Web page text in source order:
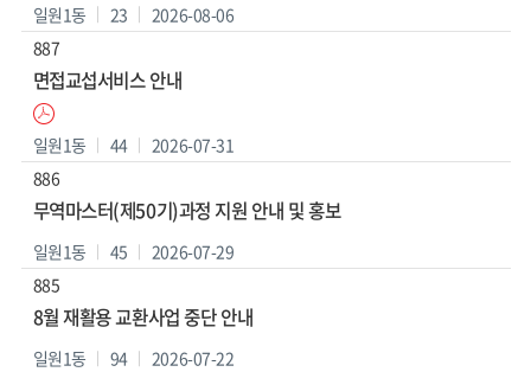
일원1동 23
2026-08-06
887
면접교섭서비스 안내
일원1동 44
2026-07-31
886
무역마스터(제50기)과정 지원 안내 및 홍보
일원1동 45
2026-07-29
885
8월 재활용 교환사업 중단 안내
일원1동 94
2026-07-22